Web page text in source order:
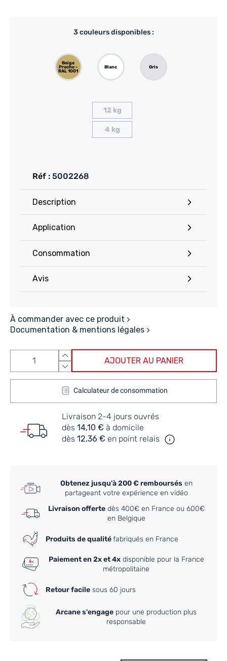
Réf : 5002268
Description
Application
Consommation
Avis
À commander avec ce produit
Documentation & mentions légales
12 kg
4 kg
3couleurs disponibles :
Beige
Proche -
RAL 1001
Blanc Gris
AJOUTER AU PANIER
Calculateur de consommation
Livraison 2-4 jours ouvrés
dès 14,10 € à domicile
dès 12,36 € en point relais
Obtenez jusqu'à 200 € remboursés en
partageant votre expérience en vidéo
Livraison offertedès 400€ en France ou 600€
en Belgique
Produits de qualitéfabriqués en France
Paiement en 2x et 4xdisponible pour la France
métropolitaine
Retour facile sous 60 jours
Arcane s'engage pour une production plus
responsable